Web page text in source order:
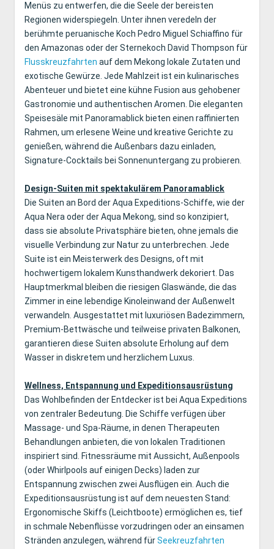
Menüs zu entwerfen, die die Seele der bereisten
Regionen widerspiegeln. Unter ihnen veredeln der
berühmte peruanische Koch Pedro Miguel Schiaffino für
den Amazonas oder der Sternekoch David Thompson für
Flusskreuzfahrten auf dem Mekong lokale Zutaten und
exotische Gewürze. Jede Mahlzeit ist ein kulinarisches
Abenteuer und bietet eine kühne Fusion aus gehobener
Gastronomie und authentischen Aromen. Die eleganten
Speisesäle mit Panoramablick bieten einen raffinierten
Rahmen, um erlesene Weine und kreative Gerichte zu
genießen, während die Außenbars dazu einladen,
Signature-Cocktails bei Sonnenuntergang zu probieren.
Design-Suiten mit spektakulärem Panoramablick
Die Suiten an Bord der Aqua Expeditions-Schiffe, wie der
Aqua Nera oder der Aqua Mekong, sind so konzipiert,
dass sie absolute Privatsphäre bieten, ohne jemals die
visuelle Verbindung zur Natur zu unterbrechen. Jede
Suite ist ein Meisterwerk des Designs, oft mit
hochwertigem lokalem Kunsthandwerk dekoriert. Das
Hauptmerkmal bleiben die riesigen Glaswände, die das
Zimmer in eine lebendige Kinoleinwand der Außenwelt
verwandeln. Ausgestattet mit luxuriösen Badezimmern,
Premium-Bettwäsche und teilweise privaten Balkonen,
garantieren diese Suiten absolute Erholung auf dem
Wasser in diskretem und herzlichem Luxus.
Wellness, Entspannung und Expeditionsausrüstung
Das Wohlbefinden der Entdecker ist bei Aqua Expeditions
von zentraler Bedeutung. Die Schiffe verfügen über
Massage- und Spa-Räume, in denen Therapeuten
Behandlungen anbieten, die von lokalen Traditionen
inspiriert sind. Fitnessräume mit Aussicht, Außenpools
(oder Whirlpools auf einigen Decks) laden zur
Entspannung zwischen zwei Ausflügen ein. Auch die
Expeditionsausrüstung ist auf dem neuesten Stand:
Ergonomische Skiffs (Leichtboote) ermöglichen es, tief
in schmale Nebenflüsse vorzudringen oder an einsamen
Stränden anzulegen, während fürSeekreuzfahrten